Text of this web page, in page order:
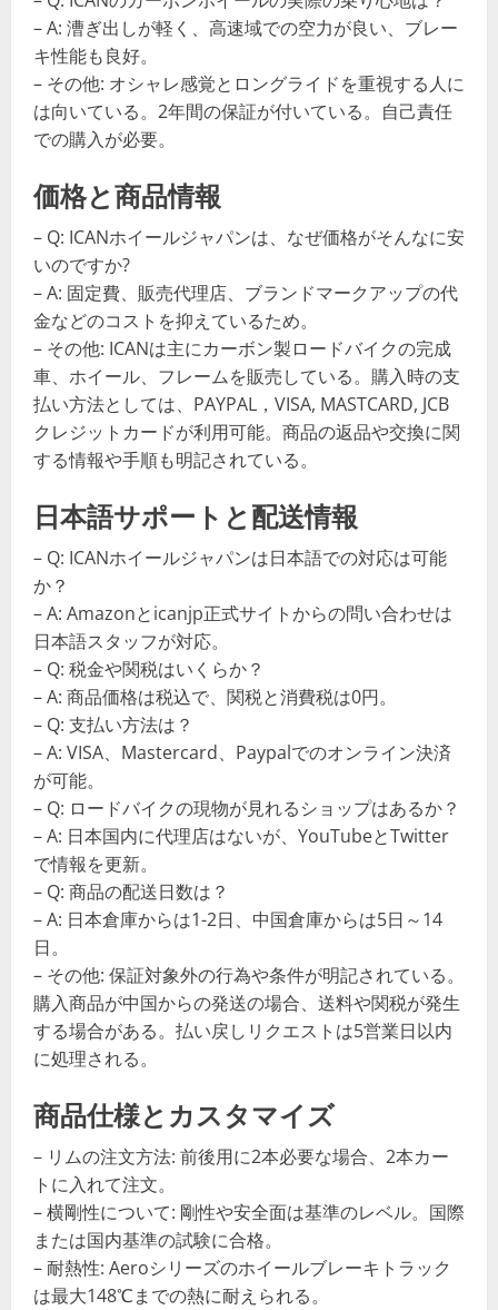
– A: 漕ぎ出しが軽く、高速域での空力が良い、ブレー
キ性能も良好。
– その他: オシャレ感覚とロングライドを重視する人に
は向いている。2年間の保証が付いている。自己責任
での購入が必要。
価格と商品情報
– Q: ICANホイールジャパンは、なぜ価格がそんなに安
いのですか?
– A: 固定費、販売代理店、ブランドマークアップの代
金などのコストを抑えているため。
– その他: ICANは主にカーボン製ロードバイクの完成
車、ホイール、フレームを販売している。購入時の支
払い方法としては、PAYPAL，VISA, MASTCARD, JCB
クレジットカードが利用可能。商品の返品や交換に関
する情報や手順も明記されている。
日本語サポートと配送情報
– Q: ICANホイールジャパンは日本語での対応は可能
か？
– A: Amazonとicanjp正式サイトからの問い合わせは
日本語スタッフが対応。
– Q: 税金や関税はいくらか？
– A: 商品価格は税込で、関税と消費税は0円。
– Q: 支払い方法は？
– A: VISA、Mastercard、Paypalでのオンライン決済
が可能。
– Q: ロードバイクの現物が見れるショップはあるか？
– A: 日本国内に代理店はないが、YouTubeとTwitter
で情報を更新。
– Q: 商品の配送日数は？
– A: 日本倉庫からは1-2日、中国倉庫からは5日～14
日。
– その他: 保証対象外の行為や条件が明記されている。
購入商品が中国からの発送の場合、送料や関税が発生
する場合がある。払い戻しリクエストは5営業日以内
に処理される。
商品仕様とカスタマイズ
– リムの注文方法: 前後用に2本必要な場合、2本カー
トに入れて注文。
– 横剛性について: 剛性や安全面は基準のレベル。国際
または国内基準の試験に合格。
– 耐熱性: Aeroシリーズのホイールブレーキトラック
は最大148℃までの熱に耐えられる。